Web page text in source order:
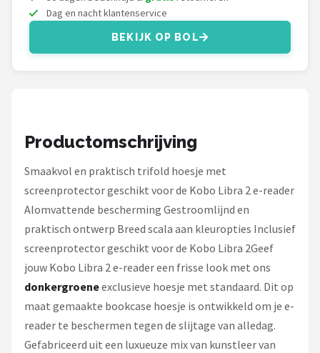
Dag en nacht klantenservice
BEKIJK OP BOL
Productomschrijving
Smaakvol en praktisch trifold hoesje met
screenprotector geschikt voor de Kobo Libra 2 e-reader
Alomvattende bescherming Gestroomlijnd en
praktisch ontwerp Breed scala aan kleuropties Inclusief
screenprotector geschikt voor de Kobo Libra 2Geef
jouw Kobo Libra 2 e-reader een frisse look met ons
donkergroeneexclusieve hoesje met standaard. Dit op
maat gemaakte bookcase hoesje is ontwikkeld om je e-
reader te beschermen tegen de slijtage van alledag.
Gefabriceerd uit een luxueuze mix van kunstleer van